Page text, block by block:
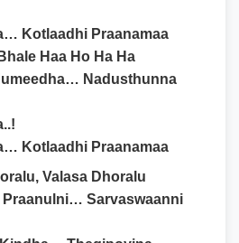
Kotlaadhi Praanamaa
Haa Ho Ha Ha
Nadusthunna
Kotlaadhi Praanamaa
Valasa Dhoralu
Praanulni… Sarvaswaanni